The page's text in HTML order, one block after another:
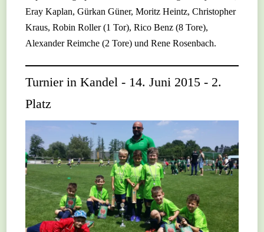
Eray Kaplan, Gürkan Güner, Moritz Heintz, Christopher
Kraus, Robin Roller (1 Tor), Rico Benz (8 Tore),
Alexander Reimche (2 Tore) und Rene Rosenbach.
Turnier in Kandel - 14. Juni 2015 - 2.
Platz